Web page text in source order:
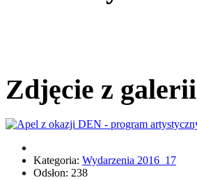
Zdjęcie z galerii
Kategoria: Wydarzenia 2016_17
Odsłon: 238